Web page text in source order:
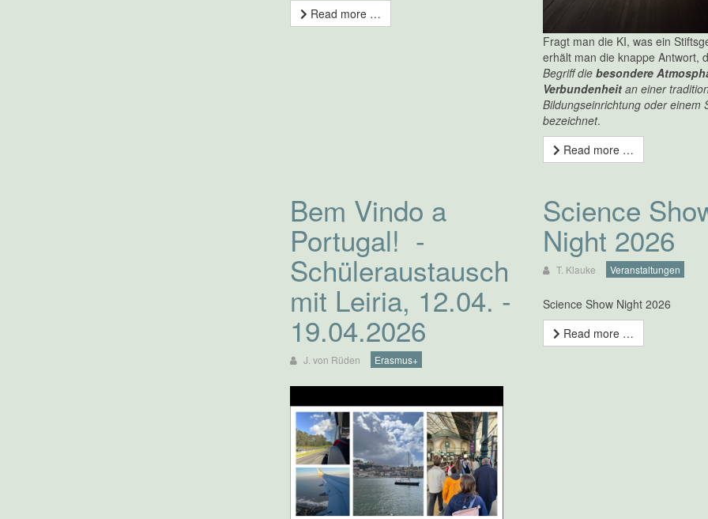
Read more …
Fragt man die KI, was ein
erhält man die knappe Antwort,
Begriff die besondere
Verbundenheit an einer
Bildungseinrichtung oder einem
bezeichnet.
Read more …
Bem Vindo a
Portugal! -
Schüleraustausch
mit Leiria, 12.04. -
19.04.2026
J. von Rüden Erasmus+
Science
Night 2026
T. Klauke Veranstaltungen
Science Show Night 2026
Read more …